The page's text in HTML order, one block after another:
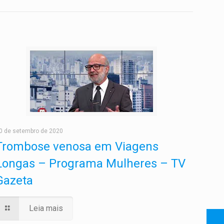
de setembro de 2020
venosa em Viagens
– Programa Mulheres – TV
Leia mais